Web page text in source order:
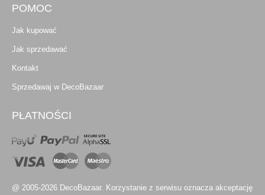
POMOC
Jak kupować
Jak sprzedawać
Kontakt
Sprzedawaj w DecoBazaar
PŁATNOŚCI
@ 2005-2026 DecoBazaar. Korzystanie z serwisu oznacza akceptację